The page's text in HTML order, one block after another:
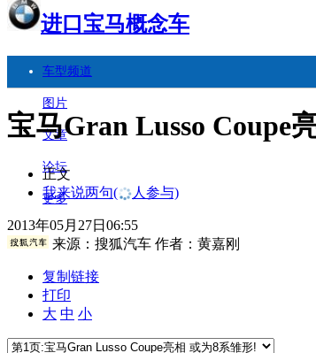
进口宝马概念车
车型频道
图片
文章
论坛
更多
宝马Gran Lusso Coupe
正文
我来说两句( 人参与)
2013年05月27日06:55
来源： 搜狐汽车作者：黄嘉刚
复制链接
打印
大 中 小